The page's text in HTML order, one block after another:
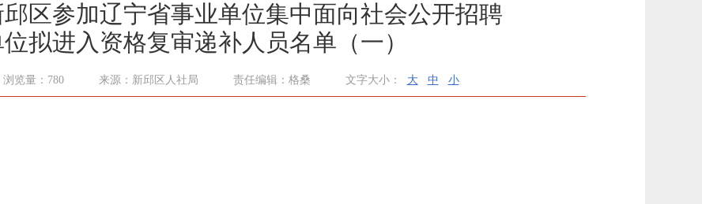
邱区参加辽宁省事业单位集中面向社会公开招聘
拟进入资格复审递补人员名单（一）
浏览量：780 来源：新邱区人社局 责任编辑：格桑 文字大小： 大 中 小